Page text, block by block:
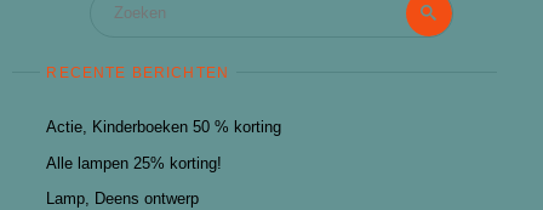
Zoeken
RECENTE BERICHTEN
Actie, Kinderboeken 50 % korting
Alle lampen 25% korting!
Lamp, Deens ontwerp